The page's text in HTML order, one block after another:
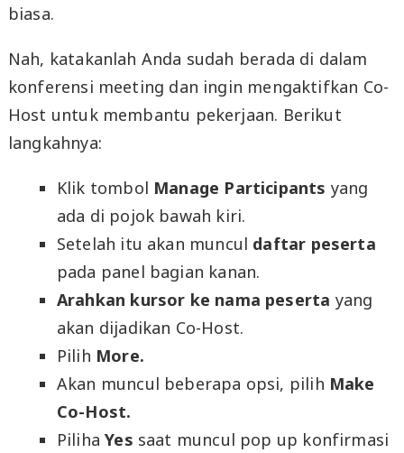
biasa.
Nah, katakanlah Anda sudah berada di dalam
konferensi meeting dan ingin mengaktifkan Co-
Host untuk membantu pekerjaan. Berikut
langkahnya:
Klik tombol Manage Participants yang
ada di pojok bawah kiri.
Setelah itu akan muncul daftar peserta
pada panel bagian kanan.
Arahkan kursor ke nama peserta yang
akan dijadikan Co-Host.
Pilih More.
Akan muncul beberapa opsi, pilih Make
Co-Host.
PilihaYes saat muncul pop up konfirmasi